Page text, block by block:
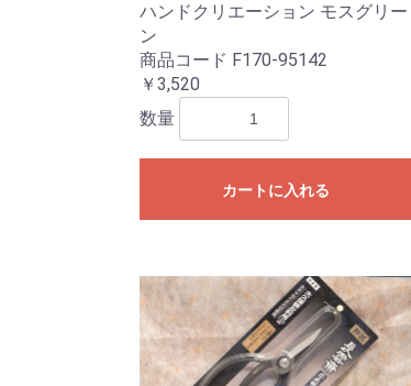
ハンドクリエーション モスグリー
ン
商品コード F170-95142
￥3,520
数量
カートに入れる